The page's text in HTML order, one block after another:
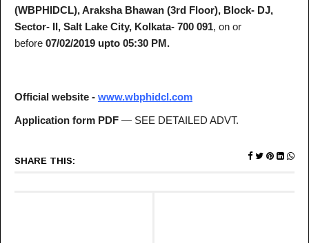
(WBPHIDCL), Araksha Bhawan (3rd Floor), Block- DJ,
Sector- II, Salt Lake City, Kolkata- 700 091, on or
before 07/02/2019 upto 05:30 PM.
Official website - www.wbphidcl.com
Application form PDF — SEE DETAILED ADVT.
SHARE THIS: